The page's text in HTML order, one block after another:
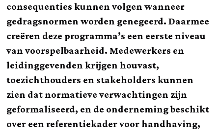
consequenties kunnen volgen wanneer
gedragsnormen worden genegeerd. Daarmee
creëren deze programma’s een eerste niveau
van voorspelbaarheid. Medewerkers en
leidinggevenden krijgen houvast,
toezichthouders en stakeholders kunnen
zien dat normatieve verwachtingen zijn
geformaliseerd, en de onderneming beschikt
over een referentiekader voor handhaving,